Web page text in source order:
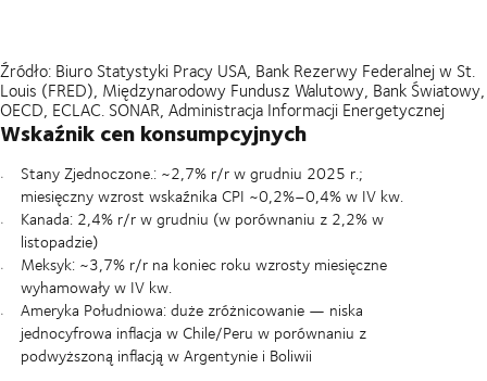
Źródło: Biuro Statystyki Pracy USA, Bank Rezerwy Federalnej w St.
Louis (FRED), Międzynarodowy Fundusz Walutowy, Bank Światowy,
OECD, ECLAC. SONAR, Administracja Informacji Energetycznej
Wskaźnik cen konsumpcyjnych
Stany Zjednoczone.: ~2,7% r/r w grudniu 2025 r.;
miesięczny wzrost wskaźnika CPI ~0,2%–0,4% w IV kw.
Kanada: 2,4% r/r w grudniu (w porównaniu z 2,2% w
listopadzie)
Meksyk: ~3,7% r/r na koniec roku wzrosty miesięczne
wyhamowały w IV kw.
Ameryka Południowa: duże zróżnicowanie — niska
jednocyfrowa inflacja w Chile/Peru w porównaniu z
podwyższoną inflacją w Argentynie i Boliwii